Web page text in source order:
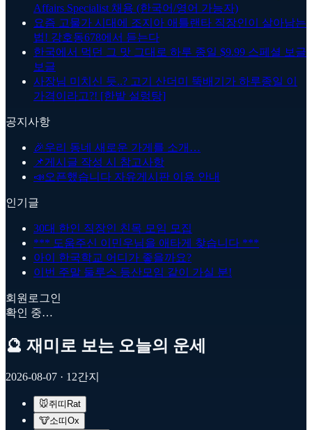
Affairs Specialist 채용 (한국어/영어 가능자)
요즘 고물가 시대에 조지아 애틀랜타 직장인이 살아남는
법! 강호동678에서 듣는다
한국에서 먹던 그 맛 그대로 하루 종일 $9.99 스페셜 보글
보글
사장님 미치신 듯..? 고기 산더미 뚝배기가 하루종일 이
가격이라고?! [한밭 설렁탕]
공지사항
🎉우리 동네 새로운 가게를 소개…
📌게시글 작성 시 참고사항
📣오픈했습니다 자유게시판 이용 안내
인기글
30대 한인 직장인 친목 모임 모집
*** 도움주신 이민우님을 애타게 찾습니다 ***
아이 한국학교 어디가 좋을까요?
이번 주말 둘루스 등산모임 같이 가실 분!
회원로그인
확인 중…
🔮 재미로 보는 오늘의 운세
2026-08-07 · 12간지
🐭쥐띠 Rat
🐮소띠Ox